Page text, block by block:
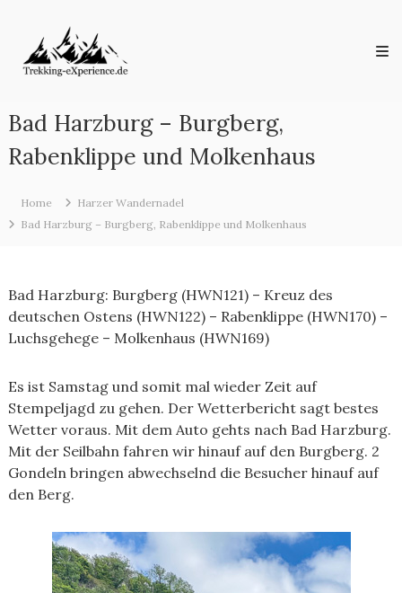
content
eXperience.de
Reiseberichte
aus
Welt
Bad Harzburg – Burgberg,
Rabenklippe und Molkenhaus
Home
Harzer Wandernadel
Bad Harzburg – Burgberg, Rabenklippe und Molkenhaus
Bad Harzburg: Burgberg (HWN121) – Kreuz des
deutschen Ostens (HWN122) – Rabenklippe (HWN170) –
Luchsgehege – Molkenhaus (HWN169)
Es ist Samstag und somit mal wieder Zeit auf
Stempeljagd zu gehen. Der Wetterbericht sagt bestes
Wetter voraus. Mit dem Auto gehts nach Bad Harzburg.
Mit der Seilbahn fahren wir hinauf auf den Burgberg. 2
Gondeln bringen abwechselnd die Besucher hinauf auf
den Berg.